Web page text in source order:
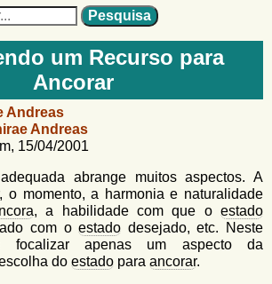
um Recurso para
Ancorar
Andreas
Andreas
15/04/2001
abrange muitos aspectos. A
, o momento, a harmonia e naturalidade
, a habilidade com que o estado
com oestado desejado, etc. Neste
focalizar apenas um aspecto da
do estado para ancorar.